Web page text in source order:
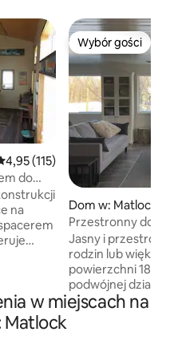
gości
ocena: 4,95 na 5, liczba
4,95 (115)
na
Wybór gości
Wybór gości
Dom w: Matlock
Przestronny
10 osób
Jasny i
rodzin lub większych
powierzchni 185
podwójnej
do spędzania
jak i na zewnątrz! Na terenie obiektu
w miejscach na
Matlock